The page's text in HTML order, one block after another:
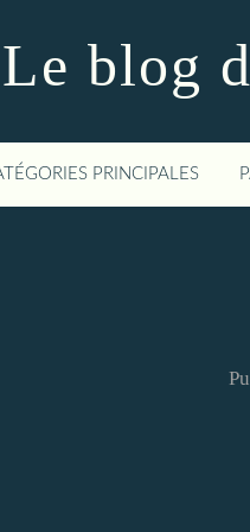
Le blog
PRINCIPALES